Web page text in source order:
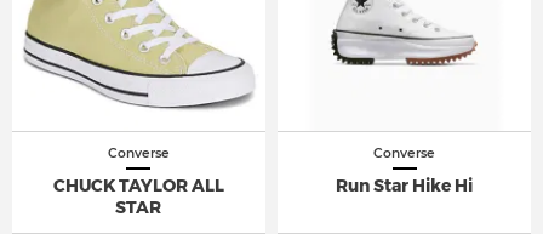
Converse
CHUCK TAYLOR ALL
STAR
Converse
Run Star Hike Hi